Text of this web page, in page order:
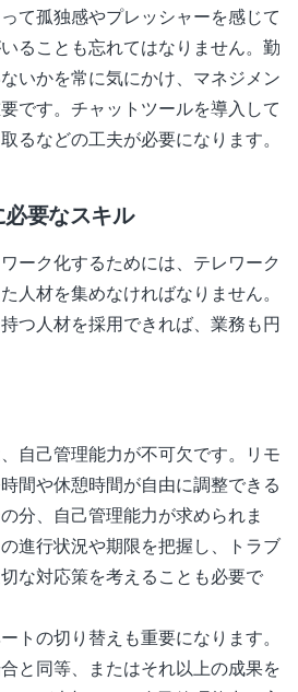
て孤独感やプレッシャーを感じて
ることも忘れてはなりません。勤
いかを常に気にかけ、マネジメン
です。チャットツールを導入して
るなどの工夫が必要になります。
要なスキル
ーク化するためには、テレワーク
人材を集めなければなりません。
つ人材を採用できれば、業務も円
自己管理能力が不可欠です。リモ
間や休憩時間が自由に調整できる
分、自己管理能力が求められま
進行状況や期限を把握し、トラブ
な対応策を考えることも必要で
トの切り替えも重要になります。
と同等、またはそれ以上の成果を